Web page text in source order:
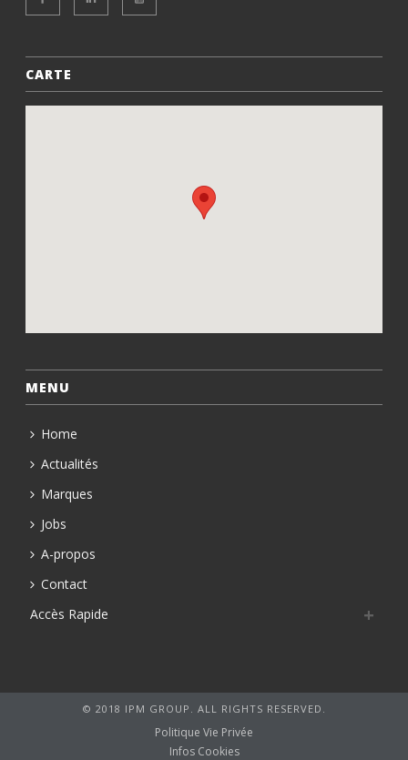
CARTE
MENU
Home
Actualités
Marques
Jobs
A-propos
Contact
Accès Rapide
© 2018 IPM GROUP. ALL RIGHTS RESERVED.
Politique Vie Privée
Infos Cookies